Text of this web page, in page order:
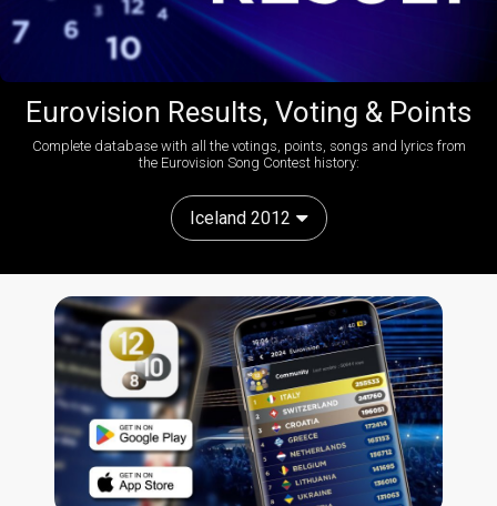
Eurovision Results, Voting & Points
Complete database with all the votings, points, songs and lyrics from
the Eurovision Song Contest history:
Iceland 2012